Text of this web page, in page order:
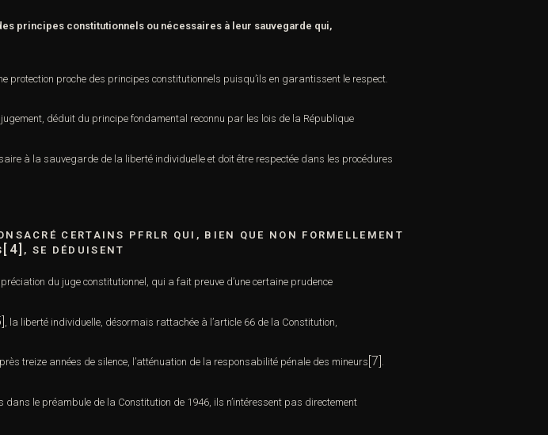
principes constitutionnels ou nécessaires à leur sauvegarde qui,
protection proche des principes constitutionnels puisqu’ils en garantissent le respect.
jugement, déduit du principe fondamental reconnu par les lois de la République
à la sauvegarde de la liberté individuelle et doit être respectée dans les procédures
CERTAINS PFRLR QUI, BIEN QUE NON FORMELLEMENT
[4] , SE DÉDUISENT
du juge constitutionnel, qui a fait preuve d’une certaine prudence
, la liberté individuelle, désormais rattachée à l’article 66 de la Constitution,
treize années de silence, l’atténuation de la responsabilité pénale des mineurs [7] .
le préambule de la Constitution de 1946, ils n’intéressent pas directement